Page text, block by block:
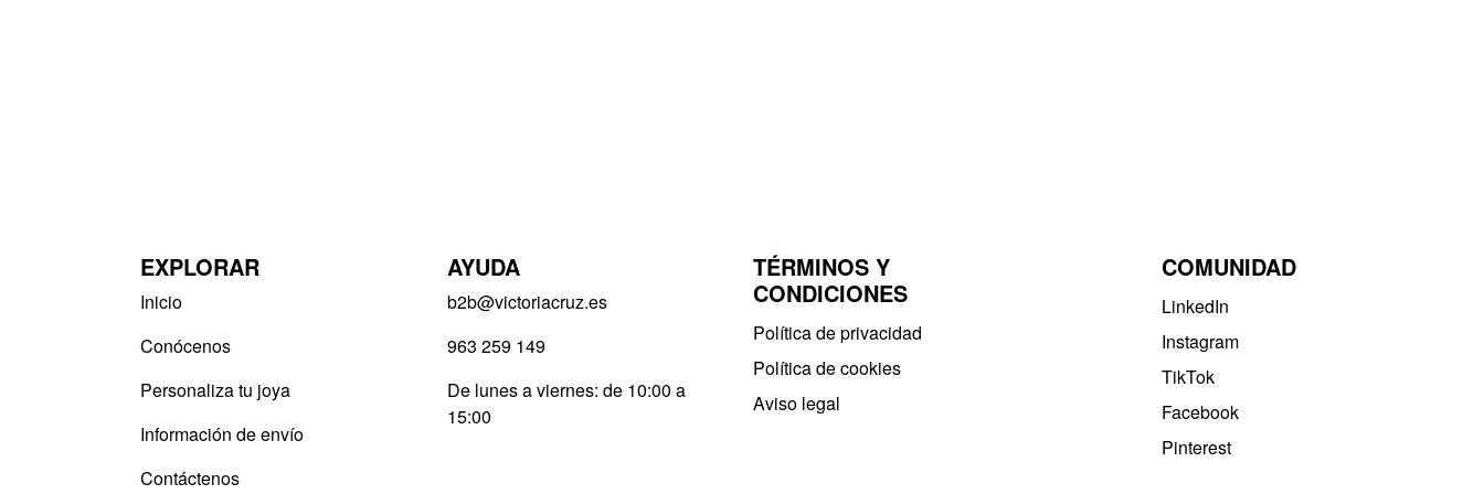
TÉRMINOS Y
CONDICIONES
Política de privacidad​
Política de cookies
Aviso legal
AYUDA
b2b@victoriacruz.es
963 259 149
De lunes a viernes: de 10:00 a
15:00
EXPLORAR
Inicio
Conócenos
Personaliza tu joya
Información de envío
Contáctenos
COMUNIDAD
LinkedIn
Instagram
TikTok
Facebook
Pinterest